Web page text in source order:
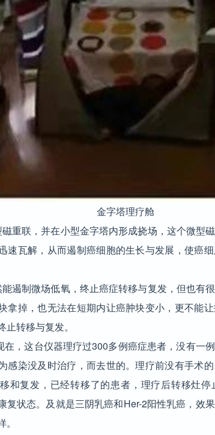
金字塔理疗舱
重联，并在小型金字塔内形成挠场，这个微型
速瓦解，从而遏制癌细胞的生长与发展，使癌
遏制微场低氧，终止癌症转移与复发，但也有
拿掉，也无法在短期内让癌肿块变小，更不能
转移与复发。
，这台仪器理疗过300多例癌症患者，没有一
感染没及时治疗，而去世的。理疗前没有手术
和复发，已经转移了的患者，理疗后转移灶
复状态。及就是三阴乳癌和Her-2阳性乳癌，效